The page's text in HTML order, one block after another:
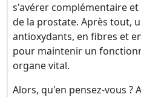
s'avérer complémentaire
de la prostate. Après tout,
antioxydants, en fibres et
pour maintenir un
organe vital.
Alors, qu'en pensez-vous ?